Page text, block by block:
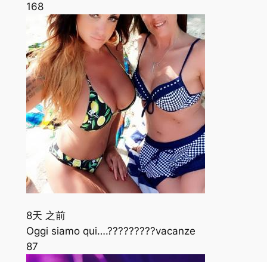
168
8天 之前
Oggi siamo qui….?????????vacanze
87